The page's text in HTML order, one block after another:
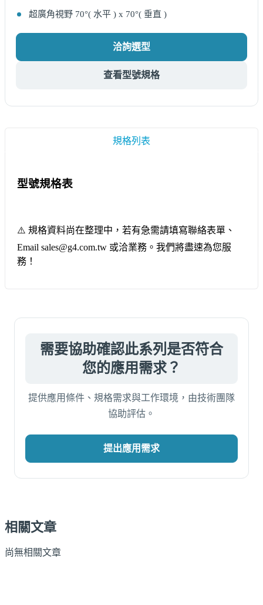
超廣角視野 70°( 水平 ) x 70°( 垂直 )
洽詢選型
查看型號規格
規格列表
型號規格表
⚠️ 規格資料尚在整理中，若有急需請填寫聯絡表單、
Email sales@g4.com.tw 或洽業務。我們將盡速為您服
務！
需要協助確認此系列是否符合
您的應用需求？
提供應用條件、規格需求與工作環境，由技術團隊
協助評估。
提出應用需求
相關文章
尚無相關文章